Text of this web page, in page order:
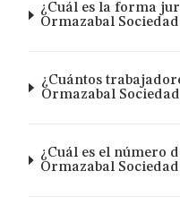
¿Cuál es la forma
Ormazabal
¿Cuántos
Ormazabal
¿Cuál es el número
Ormazabal